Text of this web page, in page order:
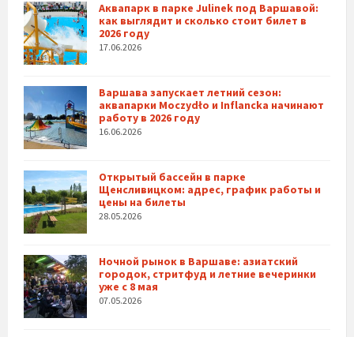
Аквапарк в парке Julinek под Варшавой:
как выглядит и сколько стоит билет в
2026 году
17.06.2026
Варшава запускает летний сезон:
аквапарки Moczydło и Inflancka начинают
работу в 2026 году
16.06.2026
Открытый бассейн в парке
Щенсливицком: адрес, график работы и
цены на билеты
28.05.2026
Ночной рынок в Варшаве: азиатский
городок, стритфуд и летние вечеринки
уже с 8 мая
07.05.2026